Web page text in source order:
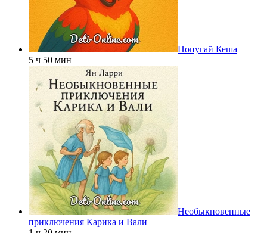
Попугай Кеша
5 ч 50 мин
Необыкновенные
приключения Карика и Вали